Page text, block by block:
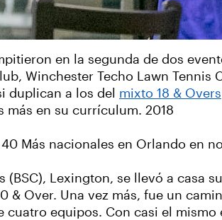
en la segunda de dos
Winchester Techo Lawn Tennis
duplican a los del mixto 18 & Overs
en su currículum. 2018
Más nacionales en Orlando en
Lexington, se llevó a casa
& Over. Una vez más, fue un
equipos. Con casi el